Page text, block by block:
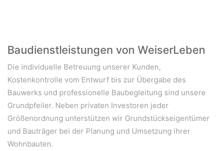
Baudienstleistungen von WeiserLeben
Die individuelle Betreuung unserer Kunden,
Kostenkontrolle vom Entwurf bis zur Übergabe des
Bauwerks und professionelle Baubegleitung sind unsere
Grundpfeiler. Neben privaten Investoren jeder
Größenordnung unterstützen wir Grundstückseigentümer
und Bauträger bei der Planung und Umsetzung ihrer
Wohnbauten.